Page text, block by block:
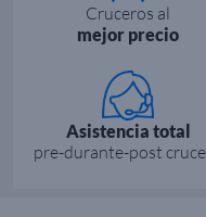
Cruceros al
mejor precio
Asistencia total
pre-durante-post